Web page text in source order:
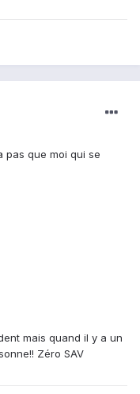
pas que moi qui se
mais quand il y a un
Zéro SAV